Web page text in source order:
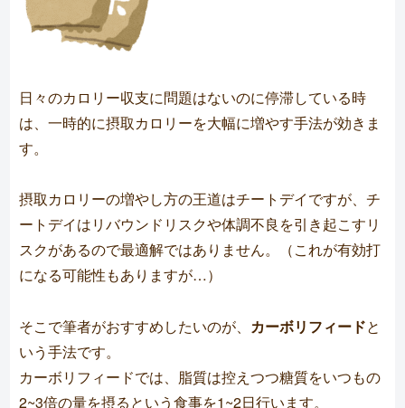
日々のカロリー収支に問題はないのに停滞している時
は、一時的に摂取カロリーを大幅に増やす手法が効きま
す。
摂取カロリーの増やし方の王道はチートデイですが、チ
ートデイはリバウンドリスクや体調不良を引き起こすリ
スクがあるので最適解ではありません。（これが有効打
になる可能性もありますが…）
そこで筆者がおすすめしたいのが、 カーボリフィードと
いう手法です。
カーボリフィードでは、脂質は控えつつ糖質をいつもの
2~3倍の量を摂るという食事を1~2日行います。